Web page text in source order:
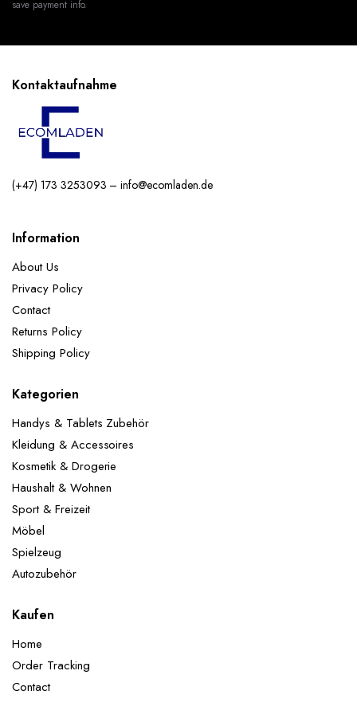
save payment info.
Kontaktaufnahme
(+47) 173 3253093 – info@ecomladen.de
Information
About Us
Privacy Policy
Contact
Returns Policy
Shipping Policy
Kategorien
Handys & Tablets Zubehör
Kleidung & Accessoires
Kosmetik & Drogerie
Haushalt & Wohnen
Sport & Freizeit
Möbel
Spielzeug
Autozubehör
Kaufen
Home
Order Tracking
Contact